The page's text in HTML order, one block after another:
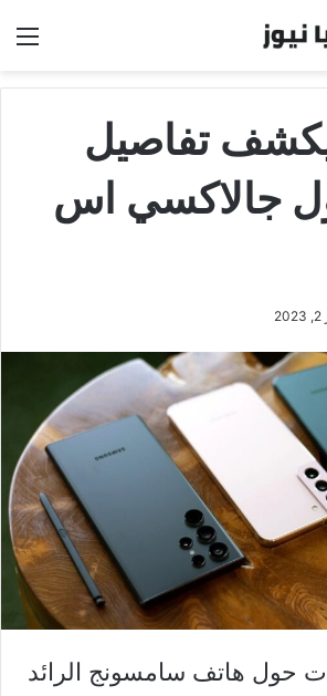
تفاصيل
جالاكسي اس
حول هاتف سامسونج الرائد